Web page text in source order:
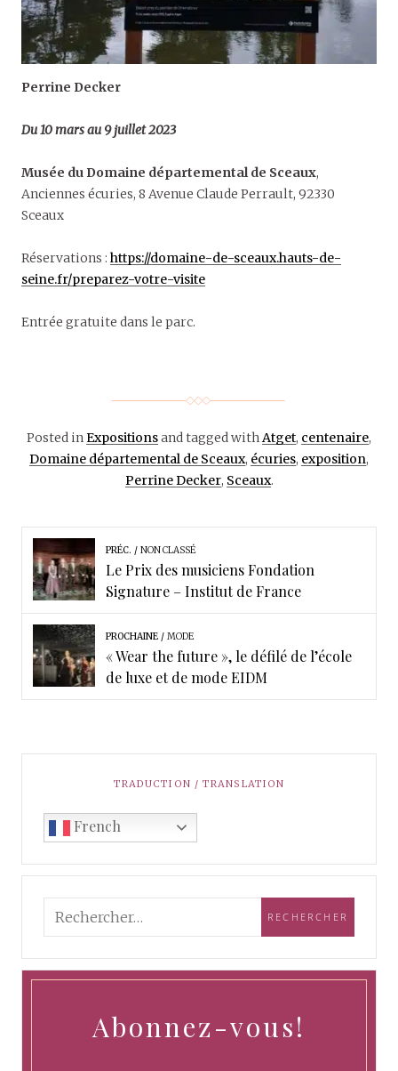
Perrine Decker
Du 10 mars au 9 juillet 2023
Musée du Domaine départemental de Sceaux,
Anciennes écuries, 8 Avenue Claude Perrault, 92330
Sceaux
Réservations : https://domaine-de-sceaux.hauts-de-
seine.fr/preparez-votre-visite
Entrée gratuite dans le parc.
Posted inExpositionsand tagged withAtget, centenaire,
Domaine départemental de Sceaux, écuries, exposition,
Perrine Decker, Sceaux.
PRÉC. NON CLASSÉ
Le Prix des musiciens Fondation
Signature – Institut de France
PROCHAINE MODE
« Wear the future », le défilé de l’école
de luxe et de mode EIDM
TRADUCTION / TRANSLATION
French
Abonnez-vous!